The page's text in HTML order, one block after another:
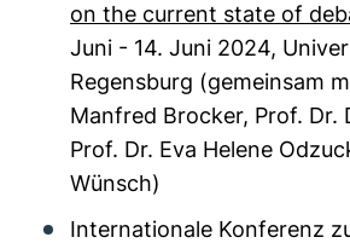
on the current state of
Juni - 14. Juni 2024,
Regensburg (gemeinsam
Manfred Brocker, Prof. Dr.
Prof. Dr. Eva Helene
Wünsch)
Internationale Konferenz